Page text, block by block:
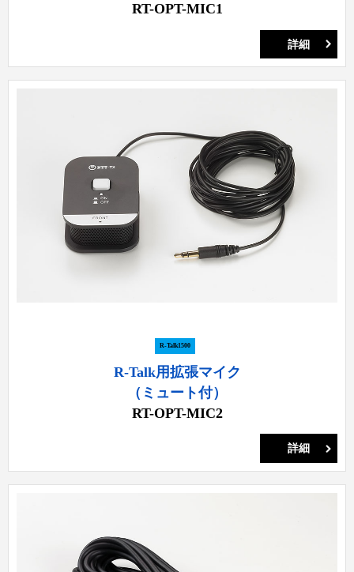
RT-OPT-MIC1
詳細
R-Talk1500
R-Talk用拡張マイク
（ミュート付）
RT-OPT-MIC2
詳細